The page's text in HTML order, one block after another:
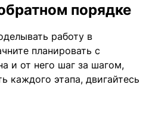
порядке
работу в
планировать с
и от него шаг за шагом,
каждого этапа, двигайтесь